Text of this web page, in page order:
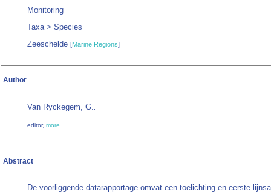
Monitoring
Taxa > Species
Zeeschelde [Marine Regions]
Author
Van Ryckegem, G.,
editor, more
Abstract
De voorliggende datarapportage omvat een toelichting en eerste